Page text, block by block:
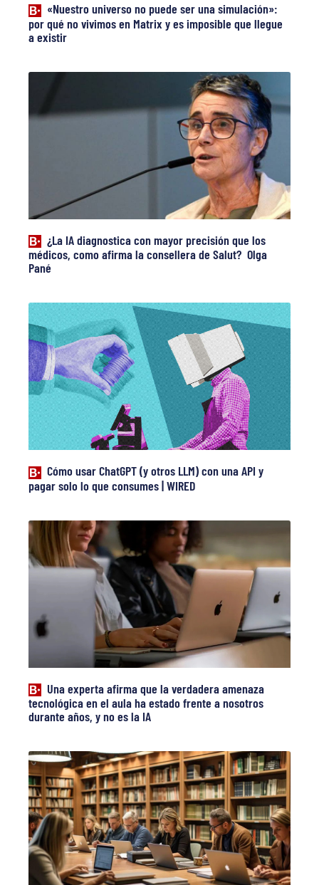
«Nuestro universo no puede ser una simulación»:
por qué no vivimos en Matrix y es imposible que llegue
a existir
¿La IA diagnostica con mayor precisión que los
médicos, como afirma la consellera de Salut? Olga
Pané
Cómo usar ChatGPT (y otros LLM) con una API y
pagar solo lo que consumes | WIRED
Una experta afirma que la verdadera amenaza
tecnológica en el aula ha estado frente a nosotros
durante años, y no es la IA